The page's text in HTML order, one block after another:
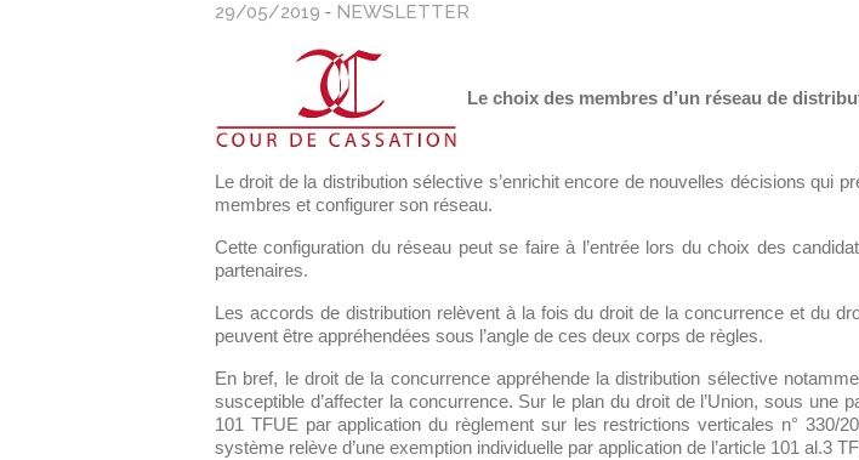
29/05/2019 - NEWSLETTER
Le choix des membres d’un réseau de
Le droit de la distribution sélective s’enrichit encore de nouvelles décisions qui
membres et configurer son réseau.
Cette configuration du réseau peut se faire à l’entrée lors du choix des
partenaires.
Les accords de distribution relèvent à la fois du droit de la concurrence et du
peuvent être appréhendées sous l’angle de ces deux corps de règles.
En bref, le droit de la concurrence appréhende la distribution sélective
susceptible d’affecter la concurrence. Sur le plan du droit de l’Union, sous une
101 TFUE par application du règlement sur les restrictions verticales n° 330/
système relève d’une exemption individuelle par application de l’article 101 al.3